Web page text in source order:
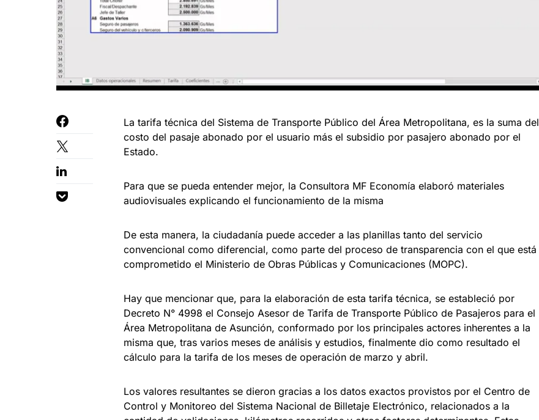
La tarifa técnica del Sistema de Transporte Público del Área Metropolitana, es la suma del
costo del pasaje abonado por el usuario más el subsidio por pasajero abonado por el
Estado.
Para que se pueda entender mejor, la Consultora MF Economía elaboró materiales
audiovisuales explicando el funcionamiento de la misma
De esta manera, la ciudadanía puede acceder a las planillas tanto del servicio
convencional como diferencial, como parte del proceso de transparencia con el que está
comprometido el Ministerio de Obras Públicas y Comunicaciones (MOPC).
Hay que mencionar que, para la elaboración de esta tarifa técnica, se estableció por
Decreto N° 4998 el Consejo Asesor de Tarifa de Transporte Público de Pasajeros para el
Área Metropolitana de Asunción, conformado por los principales actores inherentes a la
misma que, tras varios meses de análisis y estudios, finalmente dio como resultado el
cálculo para la tarifa de los meses de operación de marzo y abril.
Los valores resultantes se dieron gracias a los datos exactos provistos por el Centro de
Control y Monitoreo del Sistema Nacional de Billetaje Electrónico, relacionados a la